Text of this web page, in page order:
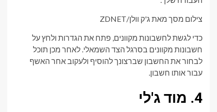
צילום מסך מאת ג'ק וולן/ZDNET
כדי לגשת לחשבונות מקוונים, פתח את הגדרות ולחץ על
חשבונות מקוונים בסרגל הצד השמאלי. לאחר מכן תוכל
לבחור את החשבון שברצונך להוסיף ולעקוב אחר האשף
עבור אותו חשבון.
4. מוד ג'לי